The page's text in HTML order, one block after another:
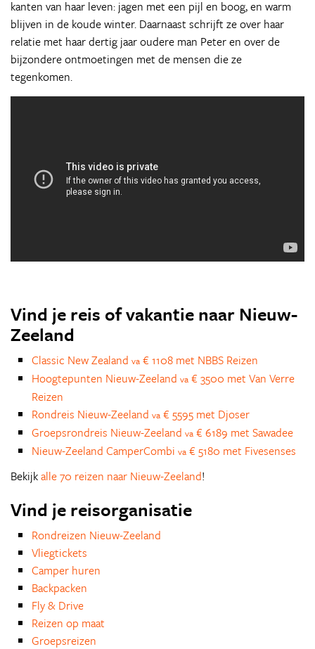
kanten van haar leven: jagen met een pijl en boog, en warm
blijven in de koude winter. Daarnaast schrijft ze over haar
relatie met haar dertig jaar oudere man Peter en over de
bijzondere ontmoetingen met de mensen die ze
tegenkomen.
Vind je reis of vakantie naar Nieuw-
Zeeland
Classic New Zealand va € 1108 met NBBS Reizen
Hoogtepunten Nieuw-Zeeland va € 3500 met Van Verre
Reizen
Rondreis Nieuw-Zeeland va € 5595 met Djoser
Groepsrondreis Nieuw-Zeeland va € 6189 met Sawadee
Nieuw-Zeeland CamperCombi va € 5180 met Fivesenses
Bekijkalle 70 reizen naar Nieuw-Zeeland!
Vind je reisorganisatie
Rondreizen Nieuw-Zeeland
Vliegtickets
Camper huren
Backpacken
Fly & Drive
Reizen op maat
Groepsreizen